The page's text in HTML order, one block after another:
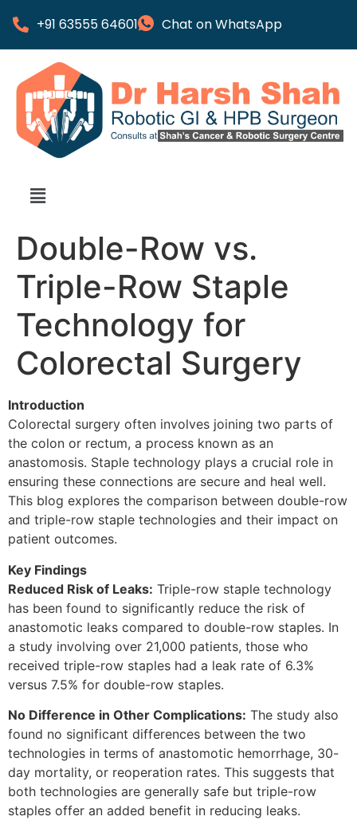
+91 63555 64601 Chat on WhatsApp
Double-Row vs.
Triple-Row Staple
Technology for
Colorectal Surgery
Introduction
Colorectal surgery often involves joining two parts of
the colon or rectum, a process known as an
anastomosis. Staple technology plays a crucial role in
ensuring these connections are secure and heal well.
This blog explores the comparison between double-row
and triple-row staple technologies and their impact on
patient outcomes.
Key Findings
Reduced Risk of Leaks: Triple-row staple technology
has been found to significantly reduce the risk of
anastomotic leaks compared to double-row staples. In
a study involving over 21,000 patients, those who
received triple-row staples had a leak rate of 6.3%
versus 7.5% for double-row staples.
No Difference in Other Complications: The study also
found no significant differences between the two
technologies in terms of anastomotic hemorrhage, 30-
day mortality, or reoperation rates. This suggests that
both technologies are generally safe but triple-row
staples offer an added benefit in reducing leaks.